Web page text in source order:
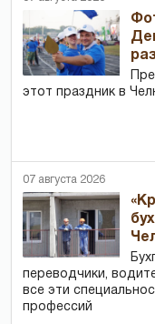
этот праздник в
07 августа 2026
переводчики,
все эти
профессий